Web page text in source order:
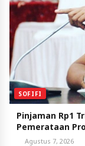
SOFIFI
Pinjaman Rp1
Pemerataan
Agustus 7, 2026